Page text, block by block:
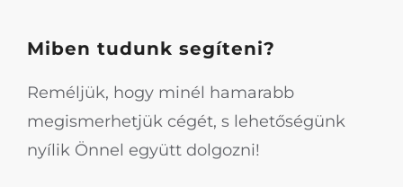
Miben tudunk segíteni?
Reméljük, hogy minél hamarabb
megismerhetjük cégét, s lehetőségünk
nyílik Önnel együtt dolgozni!